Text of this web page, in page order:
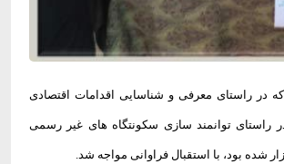
که در راستای معرفی و شناسایی اقدامات اقتصادی
راستای توانمند سازی سکونتگاه های غیر رسمی
شده بود، با استقبال فراوانی مواجه شد